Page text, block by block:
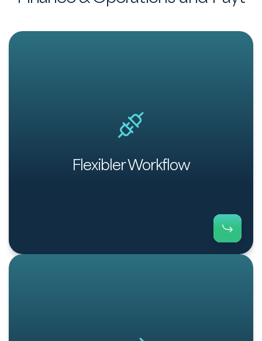
Flexibler Workflow
Ein flexibler Workflow für kundenspezifische